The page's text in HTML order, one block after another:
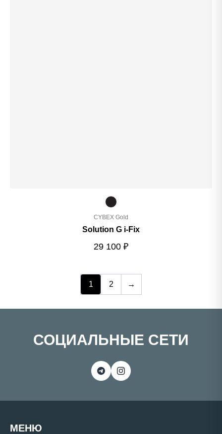
CYBEX Gold
Solution G i-Fix
29 100 ₽
1 2 →
СОЦИАЛЬНЫЕ СЕТИ
МЕНЮ